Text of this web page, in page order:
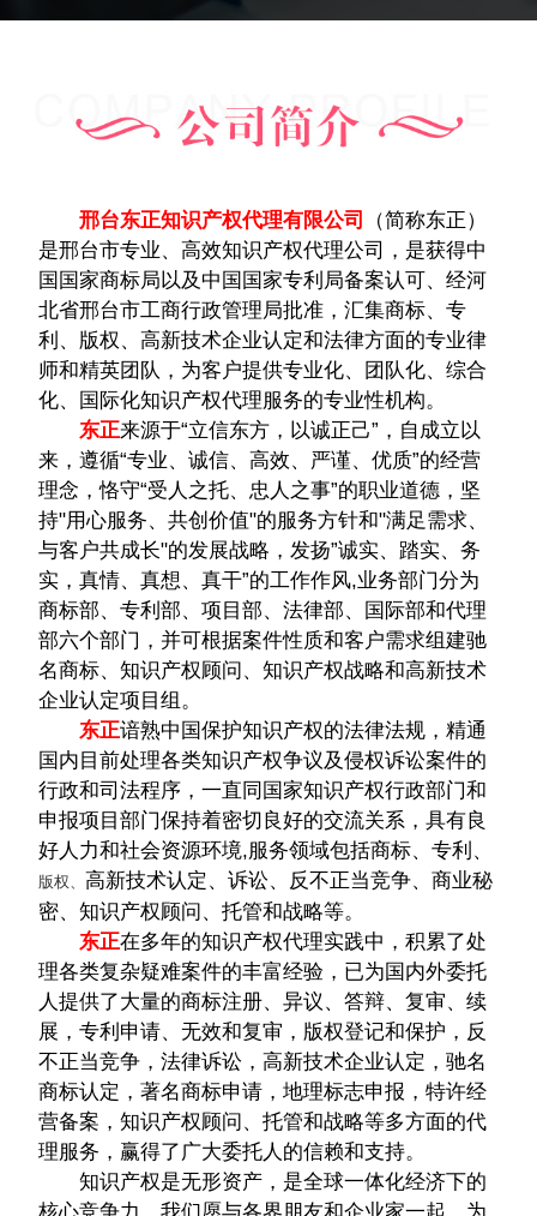
邢台东正知识产权代理有限公司
（简称东正）
是邢台​‌‌市专业、高效知识产权代理公司，是获得中
国国家商标局以及中国国家专利局备案认可、经河
北省邢台市工商行政管理局批准，汇集商标、专
利、版权、高新技术企业认定和法律方面的专业律
师和精英团队，为客户提供专业化、团队化、综合
化、国际化知识产权代理服务的专业性机构。
东正来源于“立信东方，以诚正己”，自成立以
来，遵循“专业、诚信、高效、严谨、优质”的经营
理念，恪守“受人之托、忠人之事”的职业道德，坚
持"用心服务、共创价值"的服务方针和"满足需求、
与客户共成长"的发展战略，发扬”诚实、踏实、务
实，真情、真想、真干”的工作作风,业务部门分为
商标部、专利部、项目部、法律部、国际部和代理
部六个部门，并可根据案件性质和客户需求组建驰
名商标、知识产权顾问、知识产权战略和高新技术
企业认定项目组。
东正谙熟中国保护知识产权的法律法规，精通
国内目前处理各类知识产权争议及侵权诉讼案件的
行政和司法程序，一直同国家知识产权行政部门和
申报项目部门保持着密切良好的交流关系，具有良
好人力和社会资源环境,服务领域包括商标、专利、
版权、 高新技术认定、诉讼、反不正当竞争、商业秘
密、知识产权顾问、托管和战略等。
东正在多年的知识产权代理实践中，积累了处
理各类复杂疑难案件的丰富经验，已为国内外委托
人提供了大量的商标注册、异议、答辩、复审、续
展，专利申请、无效和复审，版权登记和保护，反
不正当竞争，法律诉讼，高新技术企业认定，驰名
商标认定，著名商标申请，地理标志申报，特许经
营备案，知识产权顾问、托管和战略等多方面的代
理服务，赢得了广大委托人的信赖和支持。
知识产权是无形资产，是全球一体化经济下的